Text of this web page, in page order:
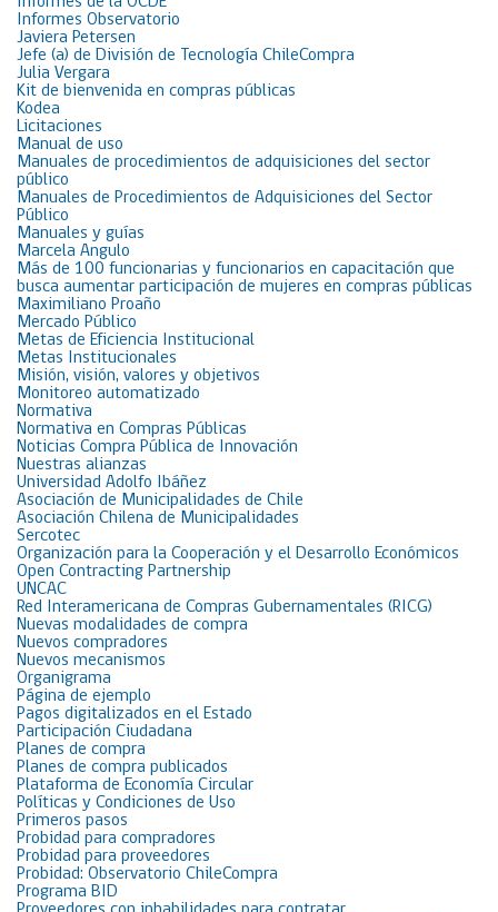
Informes Observatorio
Javiera Petersen
Jefe (a) de División de Tecnología ChileCompra
Julia Vergara
Kit de bienvenida en compras públicas
Kodea
Licitaciones
Manual de uso
Manuales de procedimientos de adquisiciones del sector
público
Manuales de Procedimientos de Adquisiciones del Sector
Público
Manuales y guías
Marcela Angulo
Más de 100 funcionarias y funcionarios en capacitación que
busca aumentar participación de mujeres en compras públicas
Maximiliano Proaño
Mercado Público
Metas de Eficiencia Institucional
Metas Institucionales
Misión, visión, valores y objetivos
Monitoreo automatizado
Normativa
Normativa en Compras Públicas
Noticias Compra Pública de Innovación
Nuestras alianzas
Universidad Adolfo Ibáñez
Asociación de Municipalidades de Chile
Asociación Chilena de Municipalidades
Sercotec
Organización para la Cooperación y el Desarrollo Económicos
Open Contracting Partnership
UNCAC
Red Interamericana de Compras Gubernamentales (RICG)
Nuevas modalidades de compra
Nuevos compradores
Nuevos mecanismos
Organigrama
Página de ejemplo
Pagos digitalizados en el Estado
Participación Ciudadana
Planes de compra
Planes de compra publicados
Plataforma de Economía Circular
Políticas y Condiciones de Uso
Primeros pasos
Probidad para compradores
Probidad para proveedores
Probidad: Observatorio ChileCompra
Programa BID